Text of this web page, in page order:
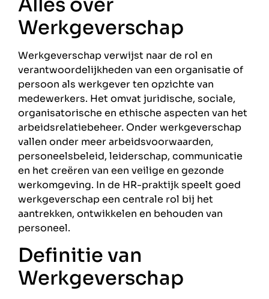
Alles over
Werkgeverschap
Werkgeverschap verwijst naar de rol en
verantwoordelijkheden van een organisatie of
persoon als werkgever ten opzichte van
medewerkers. Het omvat juridische, sociale,
organisatorische en ethische aspecten van het
arbeidsrelatiebeheer. Onder werkgeverschap
vallen onder meer arbeidsvoorwaarden,
personeelsbeleid, leiderschap, communicatie
en het creëren van een veilige en gezonde
werkomgeving. In de HR-praktijk speelt goed
werkgeverschap een centrale rol bij het
aantrekken, ontwikkelen en behouden van
personeel.
Definitie van
Werkgeverschap